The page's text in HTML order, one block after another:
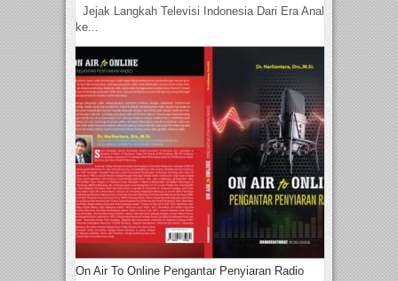
Jejak Langkah Televisi Indonesia Dari Era Analog
ke...
On Air To Online Pengantar Penyiaran Radio